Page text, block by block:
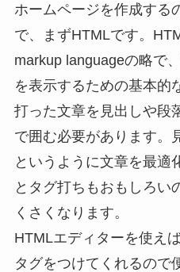
ホームページを作成する
で、まずHTMLです。
markup languageの略で
を表示するための基本的
打った文章を見出しや段
で囲む必要があります。
というように文章を最適
とタグ打ちもおもしろい
くさくなります。
HTMLエディターを使え
タグをつけてくれるので